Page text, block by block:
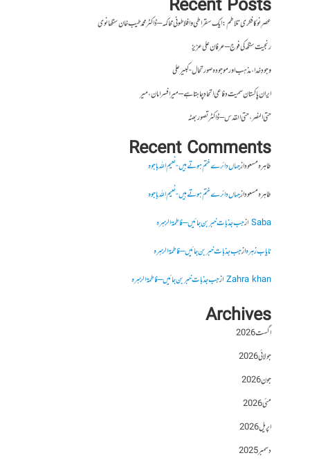
Recent Posts
عصرِ نو کا فکری تلاطم: ایک سقراطی و افلاطونی محاکمہ – ڈاکٹر محمد طیب خان سنگھانوی
رنجیت سنگھ کی فوج – عرفان علی عزیز
وجودِ خدا، مذہب اور موجودہ صورتحال- کبیر علی
ایران پاکستان سمیت دفاعی اتحاد چاہتا ہے – میر افسر امان،میر
حتی النصر ، حتی القدس – ڈاکٹر تصور بھٹہ
Recent Comments
طاہرہ مسعودازجہاں دائرے ختم ہوتے ہیں- نعیم اللہ باجوہ
طاہرہ مسعودازجہاں دائرے ختم ہوتے ہیں- نعیم اللہ باجوہ
Sabaازجب جذبات خبر بن جائیں – فاطمۃالزہرہ
نایاب زہرہازجب جذبات خبر بن جائیں – فاطمۃالزہرہ
Zahra khanازجب جذبات خبر بن جائیں – فاطمۃالزہرہ
Archives
اگست 2026
جولائی 2026
جون 2026
مئی 2026
اپریل 2026
دسمبر 2025